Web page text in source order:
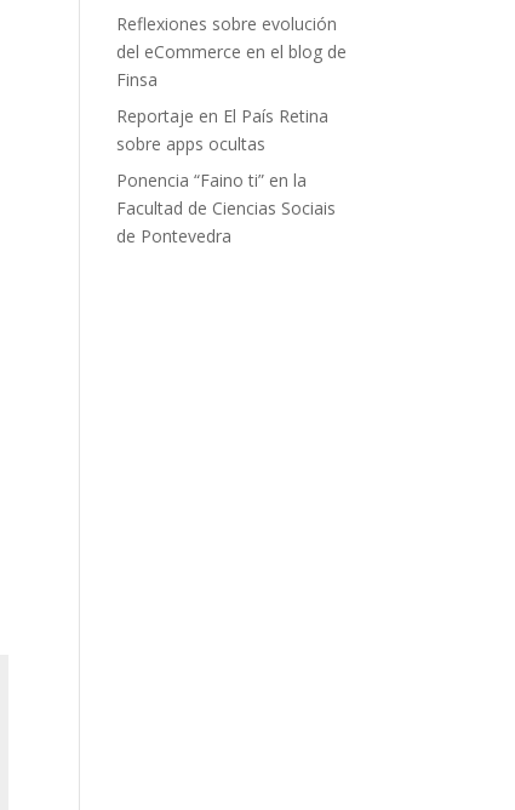
Reflexiones sobre evolución
del eCommerce en el blog de
Finsa
Reportaje en El País Retina
sobre apps ocultas
Ponencia “Faino ti” en la
Facultad de Ciencias Sociais
de Pontevedra